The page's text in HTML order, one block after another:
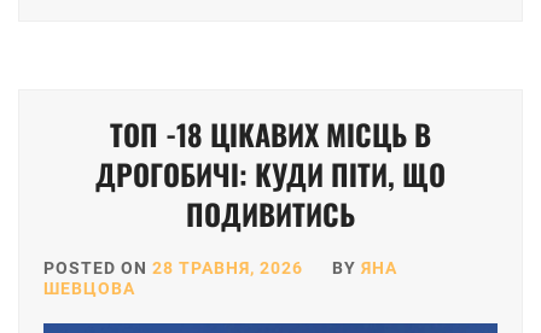
ТОП -18 ЦІКАВИХ МІСЦЬ В
ДРОГОБИЧІ: КУДИ ПІТИ, ЩО
ПОДИВИТИСЬ
POSTED ON 28 ТРАВНЯ, 2026 BY ЯНА
ШЕВЦОВА